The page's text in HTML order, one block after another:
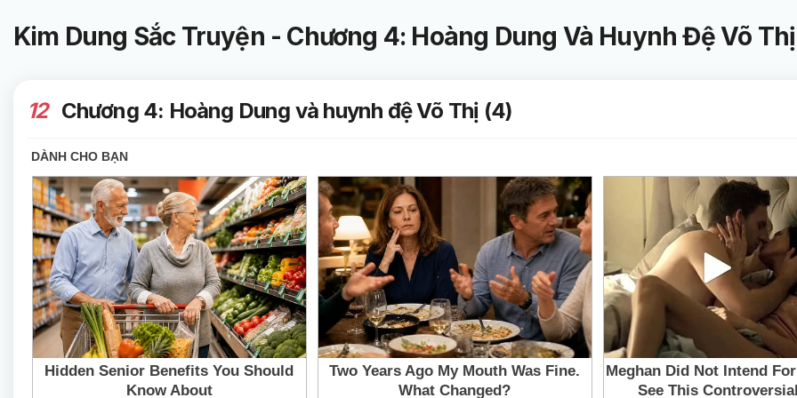
Kim Dung Sắc Truyện - Chương 4: Hoàng Dung Và Huynh Đệ Võ
12 Chương 4: Hoàng Dung và huynh đệ Võ Thị (4)